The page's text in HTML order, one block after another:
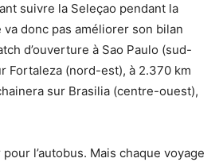
suivre la Seleçao pendant la
donc pas améliorer son bilan
d’ouverture à Sao Paulo (sud-
Fortaleza (nord-est), à 2.370 km
sur Brasilia (centre-ouest),
l’autobus. Mais chaque voyage